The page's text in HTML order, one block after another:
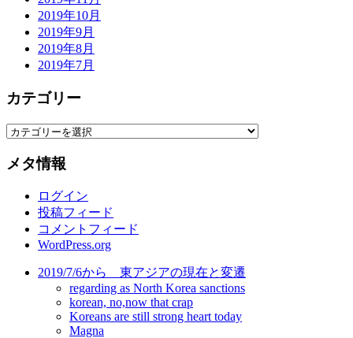
2019年10月
2019年9月
2019年8月
2019年7月
カテゴリー
カ
ゴ
メタ情報
ログイン
投稿フィード
コメントフィード
WordPress.org
2019/7/6から 東アジアの現在と変遷
regarding as North Korea sanctions
korean, no,now that crap
Koreans are still strong heart today
Magna